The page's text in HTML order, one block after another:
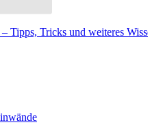
Tipps, Tricks und weiteres